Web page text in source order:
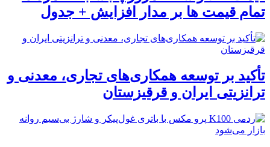
تمام قیمت ها بر مدار افزایش + جدول
تأکید بر توسعه همکاری‌های تجاری، معدنی و
ترانزیتی ایران و قرقیزستان